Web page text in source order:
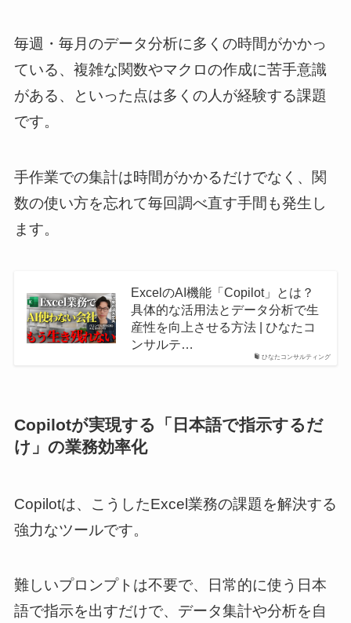
毎週・毎月のデータ分析に多くの時間がかかっ
ている、複雑な関数やマクロの作成に苦手意識
がある、といった点は多くの人が経験する課題
です。
手作業での集計は時間がかかるだけでなく、関
数の使い方を忘れて毎回調べ直す手間も発生し
ます。
ひなたコンサルティング
ExcelのAI機能「Copilot」とは？
具体的な活用法とデータ分析で生
産性を向上させる方法 | ひなたコ
ンサルテ…
Copilotが実現する「日本語で指示するだ
け」の業務効率化
Copilotは、こうしたExcel業務の課題を解決する
強力なツールです。
難しいプロンプトは不要で、日常的に使う日本
語で指示を出すだけで、データ集計や分析を自